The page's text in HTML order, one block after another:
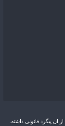
ان پیگرد قانونی داشته.